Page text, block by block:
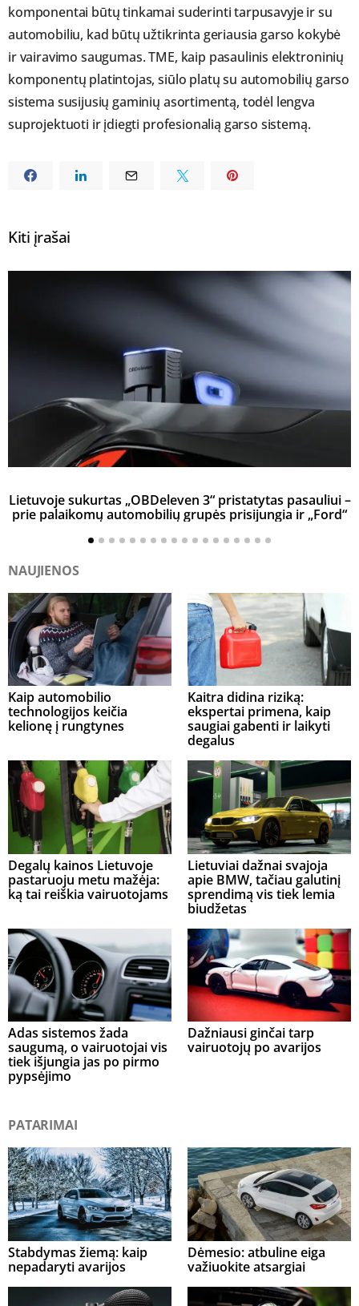
komponentai būtų tinkamai suderinti tarpusavyje ir su
automobiliu, kad būtų užtikrinta geriausia garso kokybė
ir vairavimo saugumas. TME, kaip pasaulinis elektroninių
komponentų platintojas, siūlo platų su automobilių garso
sistema susijusių gaminių asortimentą, todėl lengva
suprojektuoti ir įdiegti profesionalią garso sistemą.
Kiti įrašai
Lietuvoje sukurtas „OBDeleven 3“ pristatytas pasauliui –
prie palaikomų automobilių grupės prisijungia ir „Ford“
NAUJIENOS
Kaip automobilio
technologijos keičia
kelionę į rungtynes
Kaitra didina riziką:
ekspertai primena, kaip
saugiai gabenti ir laikyti
degalus
Degalų kainos Lietuvoje
pastaruoju metu mažėja:
ką tai reiškia vairuotojams
Lietuviai dažnai svajoja
apie BMW, tačiau galutinį
sprendimą vis tiek lemia
biudžetas
Adas sistemos žada
saugumą, o vairuotojai vis
tiek išjungia jas po pirmo
pypsėjimo
Dažniausi ginčai tarp
vairuotojų po avarijos
PATARIMAI
Stabdymas žiemą: kaip
nepadaryti avarijos
Dėmesio: atbuline eiga
važiuokite atsargiai